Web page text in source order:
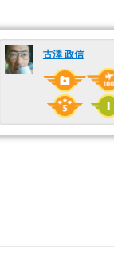
古澤 政信